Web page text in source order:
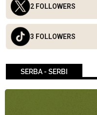
2 FOLLOWERS
3 FOLLOWERS
SERBA - SERBI